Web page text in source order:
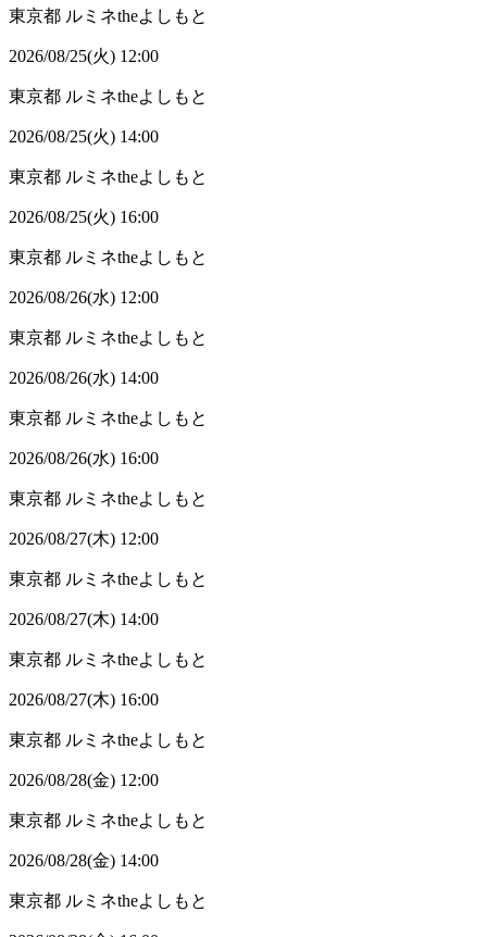
東京都 ルミネtheよしもと
2026/08/25(火) 12:00
東京都 ルミネtheよしもと
2026/08/25(火) 14:00
東京都 ルミネtheよしもと
2026/08/25(火) 16:00
東京都 ルミネtheよしもと
2026/08/26(水) 12:00
東京都 ルミネtheよしもと
2026/08/26(水) 14:00
東京都 ルミネtheよしもと
2026/08/26(水) 16:00
東京都 ルミネtheよしもと
2026/08/27(木) 12:00
東京都 ルミネtheよしもと
2026/08/27(木) 14:00
東京都 ルミネtheよしもと
2026/08/27(木) 16:00
東京都 ルミネtheよしもと
2026/08/28(金) 12:00
東京都 ルミネtheよしもと
2026/08/28(金) 14:00
東京都 ルミネtheよしもと